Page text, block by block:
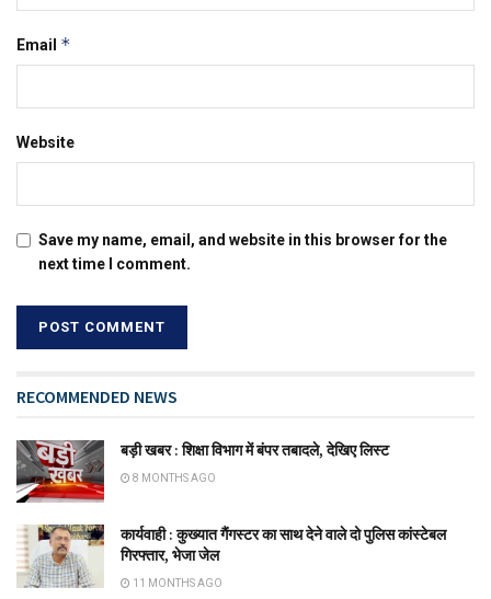
Email *
Website
Save my name, email, and website in this browser for the
next time I comment.
RECOMMENDED NEWS
बड़ी खबर : शिक्षा विभाग में बंपर तबादले, देखिए लिस्ट
8 MONTHS AGO
कार्यवाही : कुख्यात गैंगस्टर का साथ देने वाले दो पुलिस कांस्टेबल
गिरफ्तार, भेजा जेल
11 MONTHS AGO